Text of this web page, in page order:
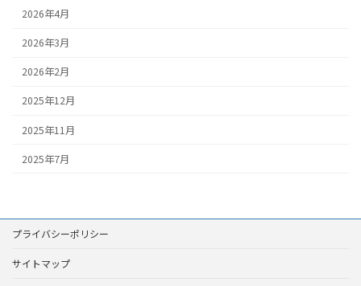
2026年4月
2026年3月
2026年2月
2025年12月
2025年11月
2025年7月
プライバシーポリシー
サイトマップ